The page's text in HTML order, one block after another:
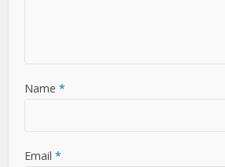
Name *
Email *